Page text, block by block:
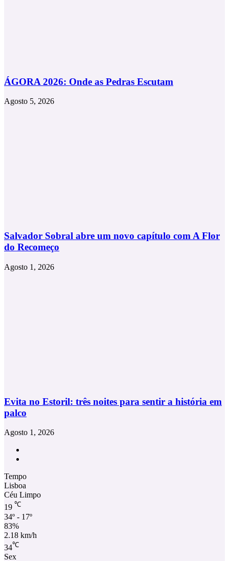
ÁGORA 2026: Onde as Pedras Escutam
Agosto 5, 2026
Salvador Sobral abre um novo capítulo com A Flor
do Recomeço
Agosto 1, 2026
Evita no Estoril: três noites para sentir a história em
palco
Agosto 1, 2026
Tempo
Lisboa
Céu Limpo
19 ℃
34º - 17º
83%
2.18 km/h
34℃
Sex